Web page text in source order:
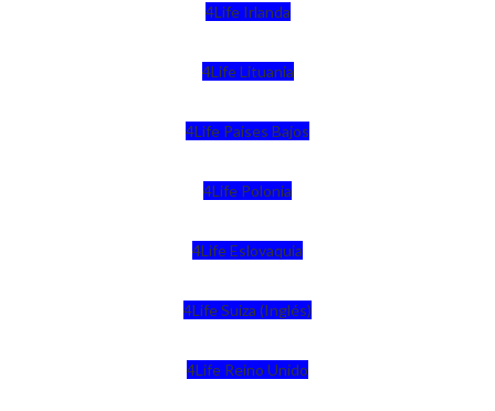
4Life Irlanda
4Life Lituania
4Life Paises Bajos
4Life Polonia
4Life Eslovaquia
4Life Suiza (Inglés)
4Life Reino Unido